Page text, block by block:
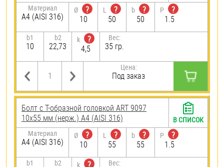
Материал
A4 (AISI 316)
Ø
?
10
L
?
50
b
?
50
P
?
1.5
b1
10
b2
22,73
k
?
4,5
Вес:
35 гр.
Цена:
Под заказ
Болт с Т-образной головкой ART 9097
10х55 мм (нерж.) A4 (AISI 316)
Материал
A4 (AISI 316)
Ø
?
10
L
?
55
b
?
55
P
?
1.5
b1 b2 k
?
Вес:
В СПИСОК